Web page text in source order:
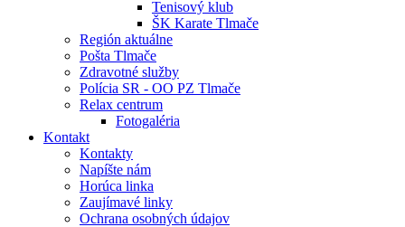
Tenisový klub
ŠK Karate Tlmače
Región aktuálne
Pošta Tlmače
Zdravotné služby
Polícia SR - OO PZ Tlmače
Relax centrum
Fotogaléria
Kontakt
Kontakty
Napíšte nám
Horúca linka
Zaujímavé linky
Ochrana osobných údajov